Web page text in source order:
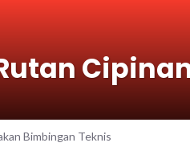
Bimbingan Teknis